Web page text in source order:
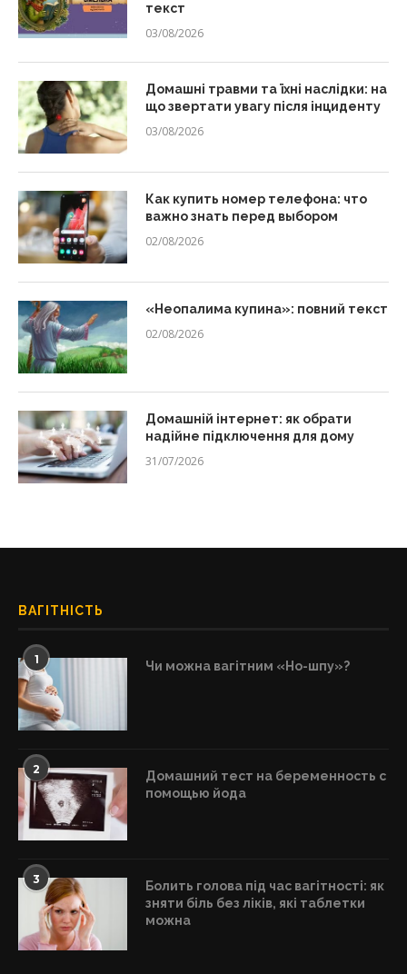
текст
03/08/2026
Домашні травми та їхні наслідки: на
що звертати увагу після інциденту
03/08/2026
Как купить номер телефона: что
важно знать перед выбором
02/08/2026
«Неопалима купина»: повний текст
02/08/2026
Домашній інтернет: як обрати
надійне підключення для дому
31/07/2026
ВАГІТНІСТЬ
1 Чи можна вагітним «Но-шпу»?
2
Домашний тест на беременность с
помощью йода
3
Болить голова під час вагітності: як
зняти біль без ліків, які таблетки
можна